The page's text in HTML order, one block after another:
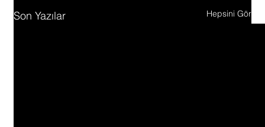
Son Yazılar Hepsini Gör